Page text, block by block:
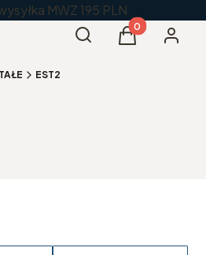
MWZ 195 PLN
Otwórz wyszukiwarkę
SzukajProdukty w
Koszyk
EST2